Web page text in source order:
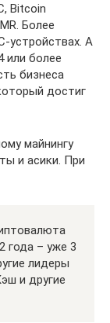
Bitcoin
Более
устройствах. А
или более
бизнеса
достиг
майнингу
и асики. При
года – уже 3
лидеры
и другие